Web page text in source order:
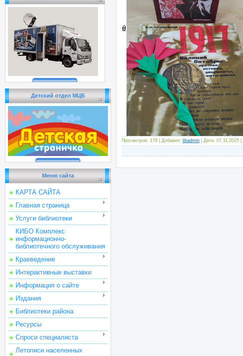
Детский отдел МЦБ
Меню сайта
КАРТА САЙТА
Главная страница
Услуги библиотеки
КИБО Комплекс
информационно-
библиотечного обслуживания
Краеведение
Интерактивные выставки
Информация о сайте
Издания
Библиотеки района
Ресурсы
Спроси специалиста
Летописи населенных
Просмотров: 178 | Добавил: libadmin | Дата: 07.11.2025